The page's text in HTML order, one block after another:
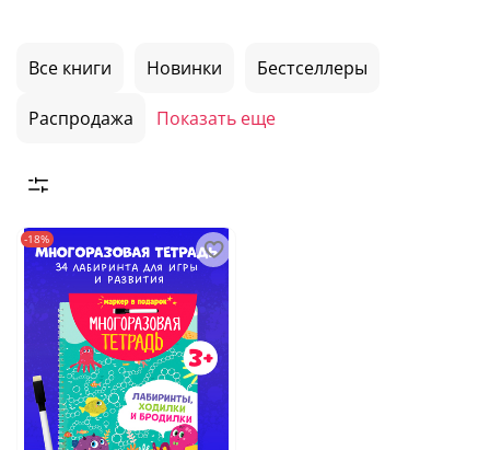
Все книги Новинки Бестселлеры
Распродажа Показать еще
-18%